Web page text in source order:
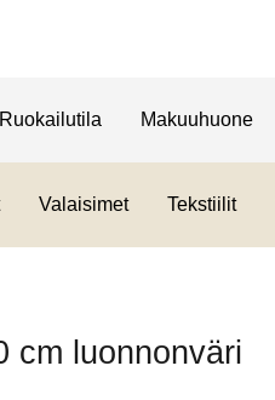
Ruokailutila Makuuhuone
Valaisimet Tekstiilit
cm luonnonväri